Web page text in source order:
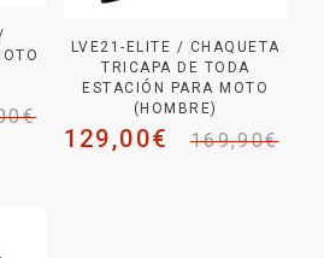
€
LVE21-ELITE / CHAQUETA
TRICAPA DE TODA
ESTACIÓN PARA MOTO
(HOMBRE)
169,90€
129,00€